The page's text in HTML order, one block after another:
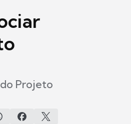
Projeto